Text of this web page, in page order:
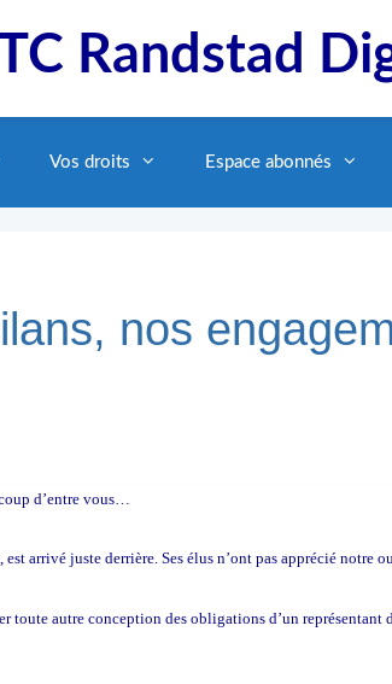
Randstad
Vos droits Espace abonnés
nos
d’entre vous…
arrivé juste derrière. Ses élus n’ont pas apprécié notre
autre conception des obligations d’un représentant